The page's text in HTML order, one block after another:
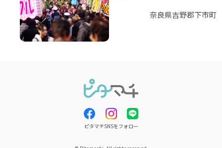
奈良県吉野郡下市町
ピタマチSNSをフォロー